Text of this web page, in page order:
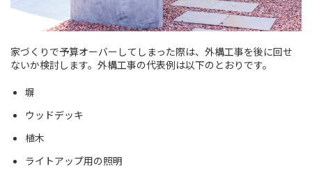
家づくりで予算オーバーしてしまった際は、外構工事を後に回せ
ないか検討します。外構工事の代表例は以下のとおりです。
塀
ウッドデッキ
植木
ライトアップ用の照明